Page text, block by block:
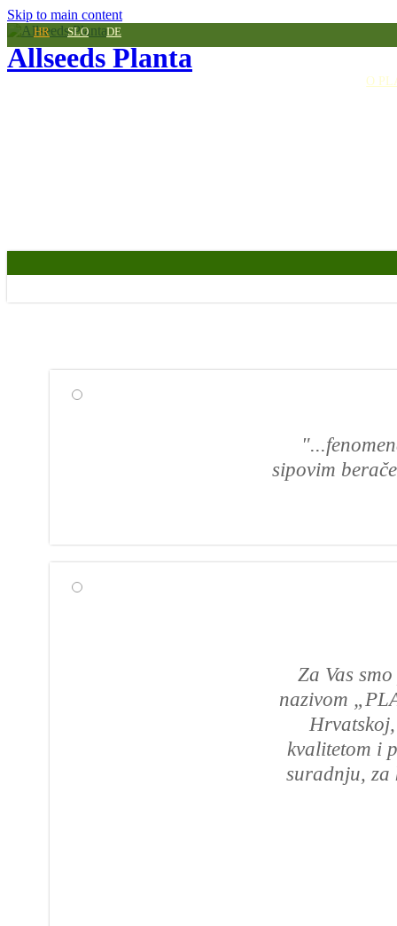
Skip to main content
HR SLO DE
Allseeds Planta
O
sipovim
Za Vas
nazivom
kvalitetom i
suradnju, za